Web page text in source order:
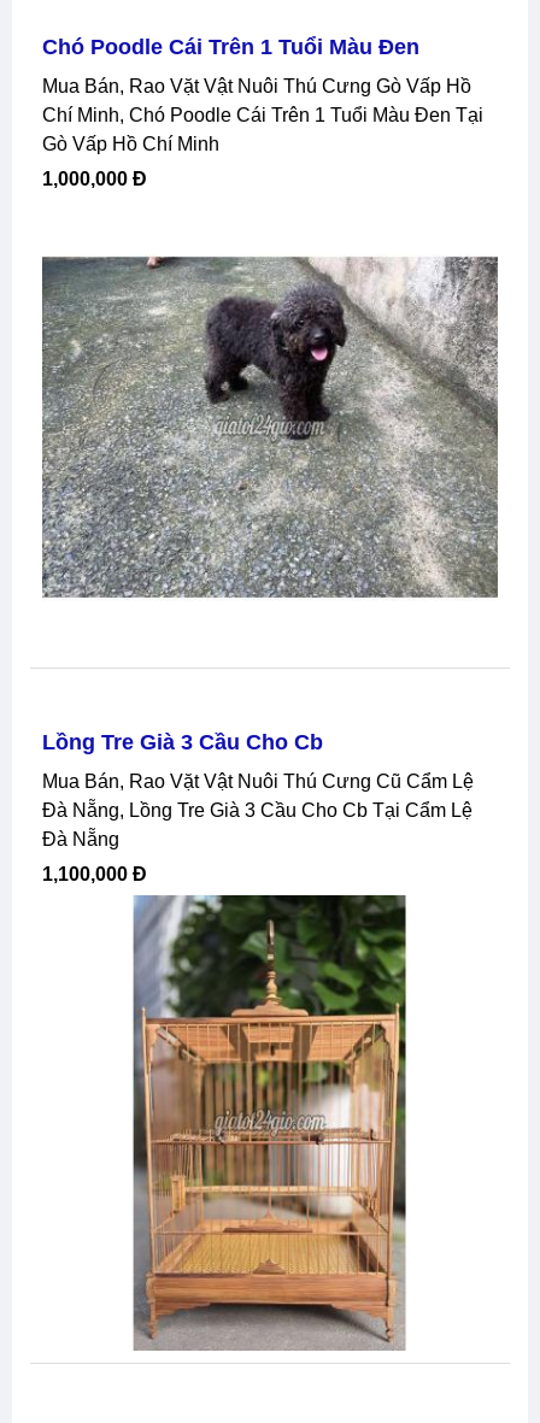
Chó Poodle Cái Trên 1 Tuổi Màu Đen
Mua Bán, Rao Vặt Vật Nuôi Thú Cưng Gò Vấp Hồ
Chí Minh, Chó Poodle Cái Trên 1 Tuổi Màu Đen Tại
Gò Vấp Hồ Chí Minh
1,000,000 Đ
Lồng Tre Già 3 Cầu Cho Cb
Mua Bán, Rao Vặt Vật Nuôi Thú Cưng Cũ Cẩm Lệ
Đà Nẵng, Lồng Tre Già 3 Cầu Cho Cb Tại Cẩm Lệ
Đà Nẵng
1,100,000 Đ